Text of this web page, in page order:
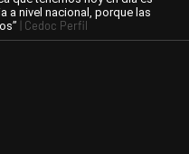
a nivel nacional, porque las
| Cedoc Perfil